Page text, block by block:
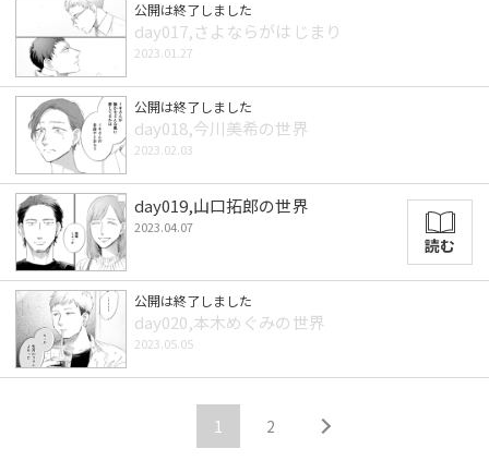
公開は終了しました
day017,さよならがはじまり
2023.01.27
公開は終了しました
day018,今川美希の世界
2023.02.03
day019,山口拓郎の世界
2023.04.07
読む
公開は終了しました
day020,本木めぐみの世界
2023.05.05
1 2